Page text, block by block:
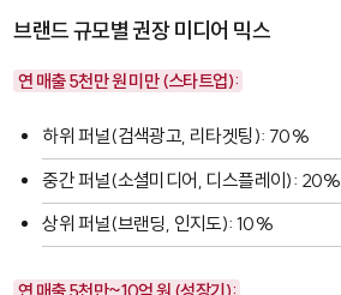
브랜드 규모별 권장 미디어 믹스
연 매출 5천만 원 미만 (스타트업):
하위 퍼널(검색광고, 리타겟팅): 70%
중간 퍼널(소셜미디어, 디스플레이): 20%
상위 퍼널(브랜딩, 인지도): 10%